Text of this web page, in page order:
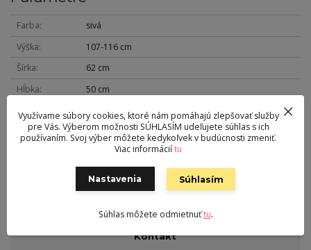
Farba
sivá
Výška
107-116 cm
Šírka
62 cm
Hĺbka
50 cm
Hmotnosť
Nosnosť
120 kg
45-54 cm
Kontakt
Využívame súbory cookies, ktoré nám pomáhajú zlepšovať služby
pre Vás. Výberom možnosti SÚHLASÍM udeľujete súhlas s ich
používaním. Svoj výber môžete kedykoľvek v budúcnosti zmeniť.
Viac informáciítu
Nastavenia Súhlasím
Súhlas môžete odmietnuťtu.